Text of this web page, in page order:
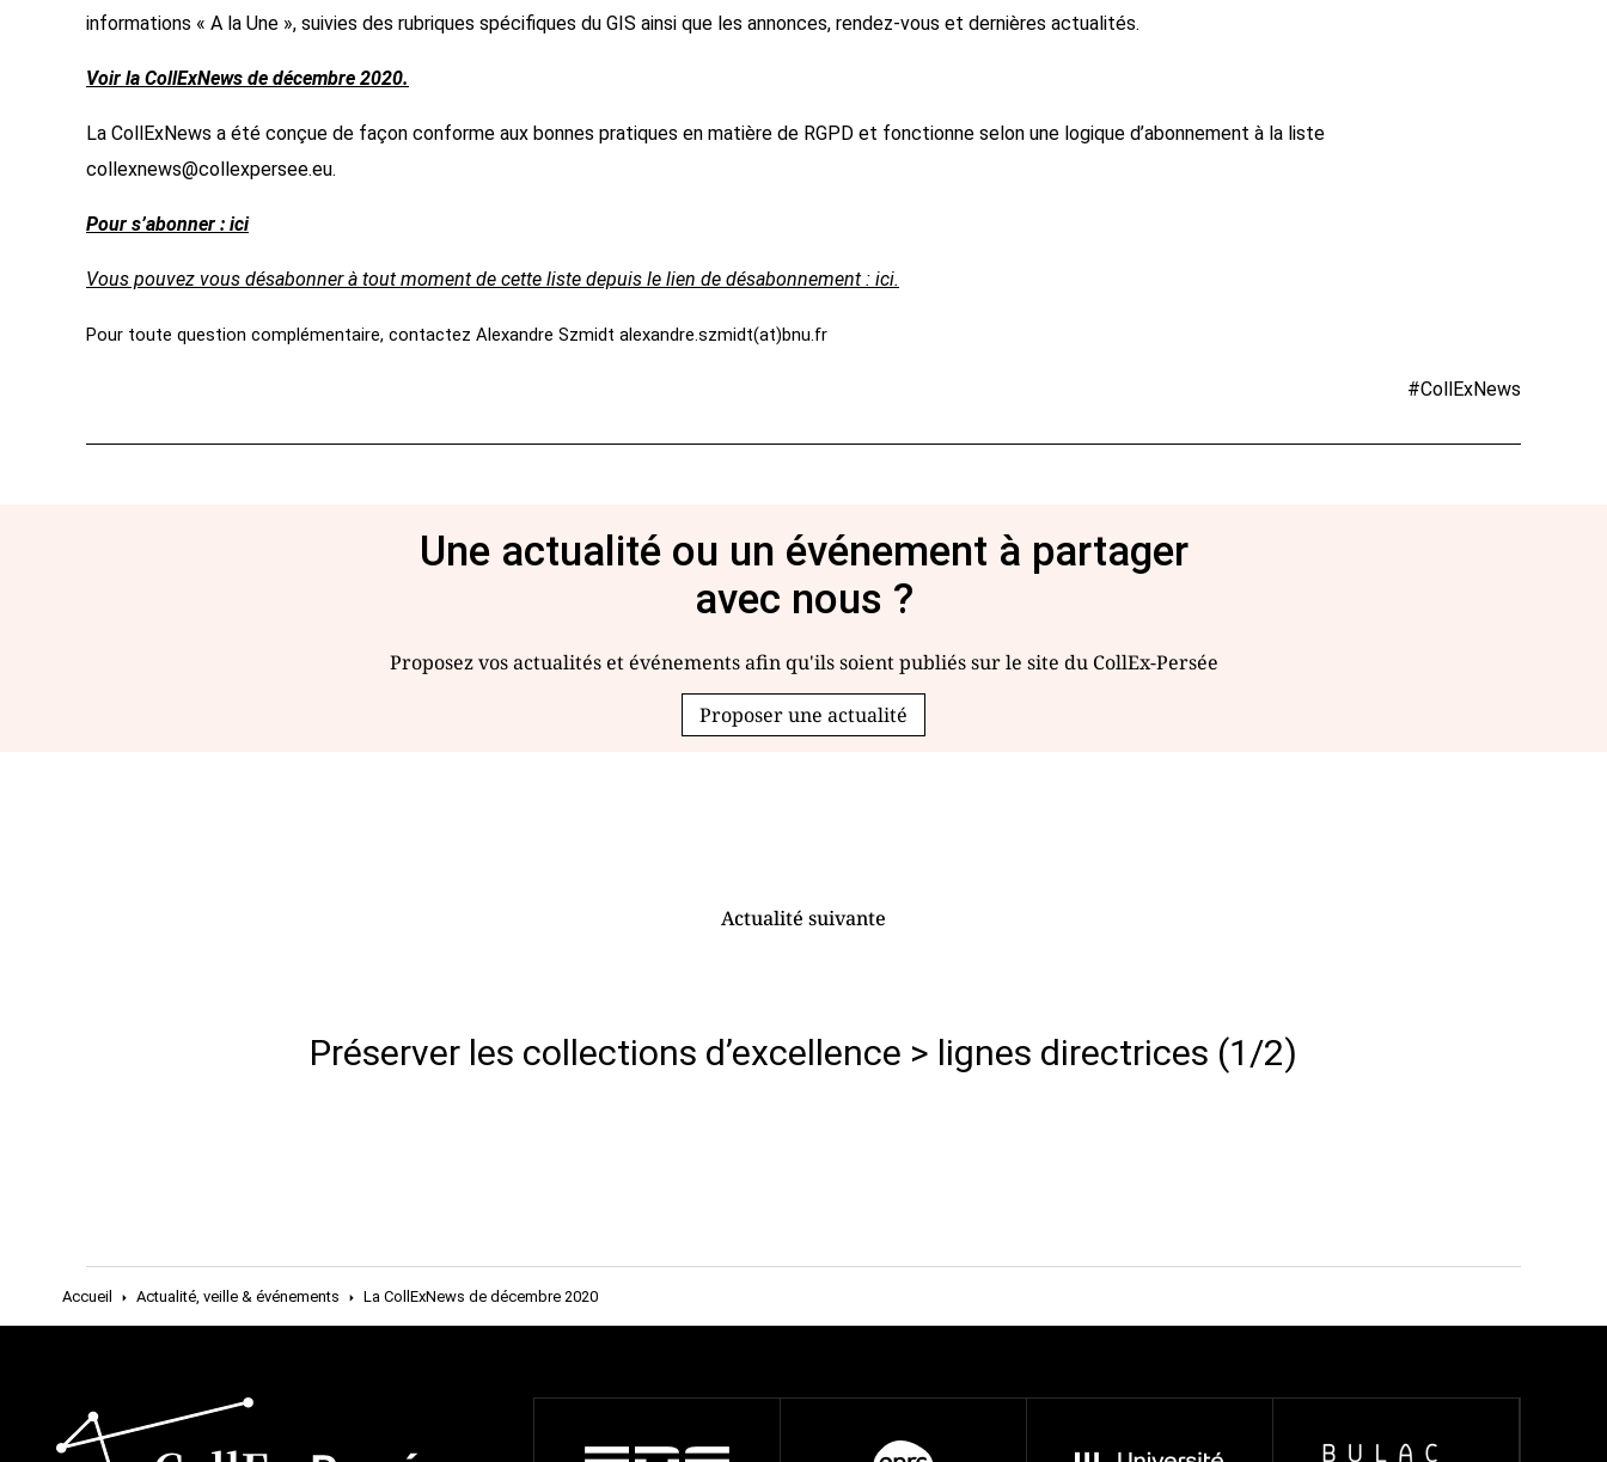
informations « A la Une », suivies des rubriques spécifiques du GIS ainsi que les annonces, rendez-vous et dernières actualités.
Voir la CollExNews de décembre 2020.
La CollExNews a été conçue de façon conforme aux bonnes pratiques en matière de RGPD et fonctionne selon une logique d’abonnement à la liste
collexnews@collexpersee.eu.
Pour s’abonner : ici
Vous pouvez vous désabonner à tout moment de cette liste depuis le lien de désabonnement : ici.
Pour toute question complémentaire, contactez Alexandre Szmidt alexandre.szmidt(at)bnu.fr
#CollExNews
Une actualité ou un événement à partager
avec nous ?
Proposez vos actualités et événements afin qu'ils soient publiés sur le site du CollEx-Persée
Proposer une actualité
Actualité suivante
Préserver les collections d’excellence > lignes directrices (1/2)
Accueil Actualité, veille & événements La CollExNews de décembre 2020